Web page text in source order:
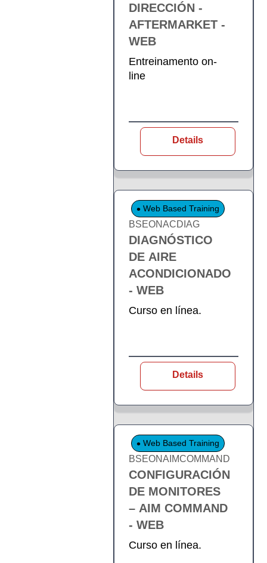
DIRECCIÓN -
AFTERMARKET -
WEB
Entreinamento on-
line
Details
Web Based Training
BSEONACDIAG
DIAGNÓSTICO
DE AIRE
ACONDICIONADO
- WEB
Curso en línea.
Details
Web Based Training
BSEONAIMCOMMAND
CONFIGURACIÓN
DE MONITORES
– AIM COMMAND
- WEB
Curso en línea.